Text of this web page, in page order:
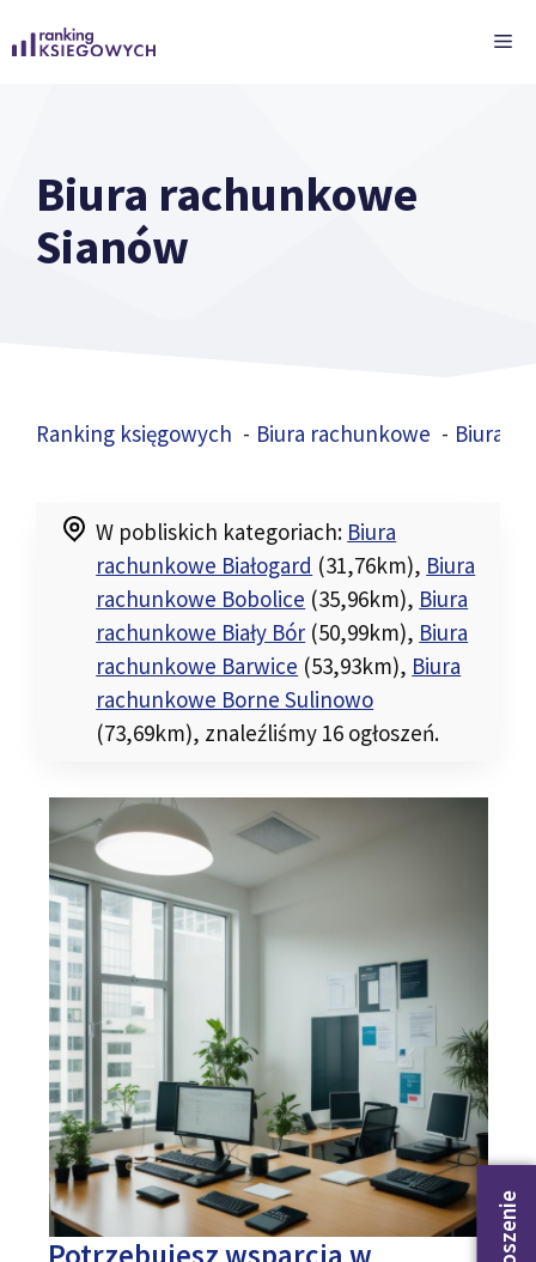
do
Biura rachunkowe
Sianów
Ranking księgowych Biura rachunkowe Biura
W pobliskich kategoriach: Biura
rachunkowe Białogard (31,76km), Biura
rachunkowe Bobolice (35,96km), Biura
rachunkowe Biały Bór (50,99km), Biura
rachunkowe Barwice (53,93km), Biura
rachunkowe Borne Sulinowo
(73,69km), znaleźliśmy 16 ogłoszeń.
Potrzebujesz wsparcia w